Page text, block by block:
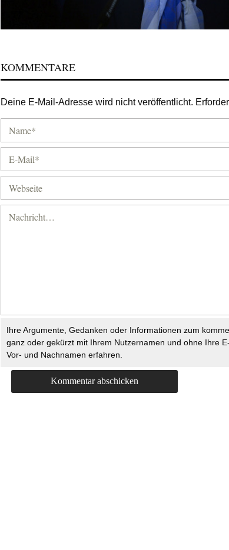
KOMMENTARE
Deine E-Mail-Adresse wird nicht veröffentlicht.
Ihre Argumente, Gedanken oder Informationen zum
ganz oder gekürzt mit Ihrem Nutzernamen und ohne Ihre
Vor- und Nachnamen erfahren.